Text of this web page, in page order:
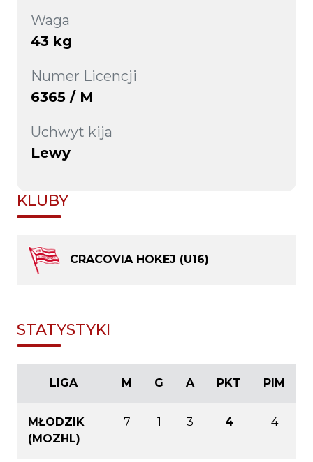
Waga
43 kg
Numer Licencji
6365 / M
Uchwyt kija
Lewy
KLUBY
CRACOVIA HOKEJ (U16)
STATYSTYKI
LIGA M G A PKT PIM
MŁODZIK
(MOZHL)
7 1 3 4 4